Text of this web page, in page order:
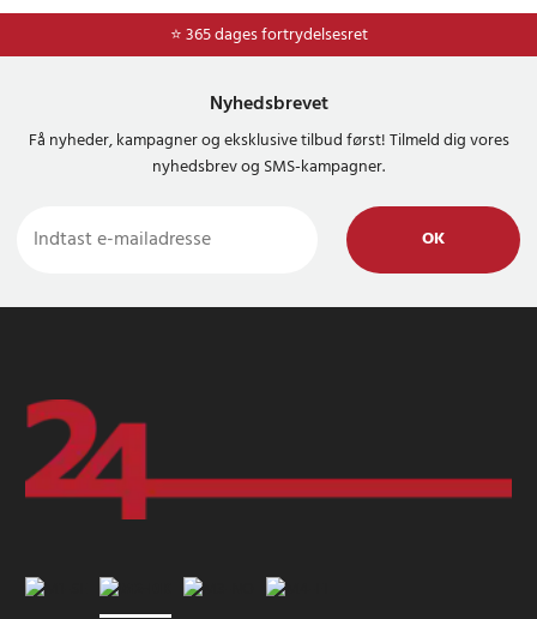
⭐ 365 dages fortrydelsesret
⭐ Nem og sikker betaling med mobilepay og dankort
Nyhedsbrevet
Få nyheder, kampagner og eksklusive tilbud først! Tilmeld dig vores
nyhedsbrev og SMS-kampagner.
OK